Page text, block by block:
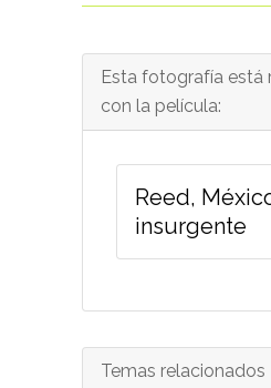
Esta fotografía está
con la película:
Reed,
insurgente
Temas relacionados